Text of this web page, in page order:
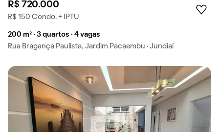
R$ 720.000
R$ 150 Condo. + IPTU
200 m² · 3 quartos · 4 vagas
Rua Bragança Paulista, Jardim Pacaembu · Jundiaí